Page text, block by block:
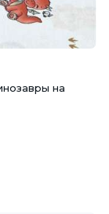
на